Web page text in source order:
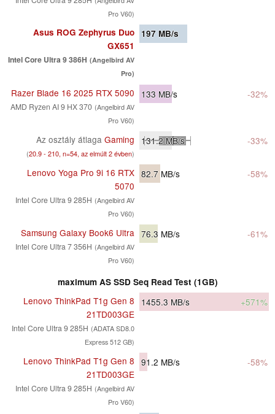
Pro V60)
Asus ROG Zephyrus Duo
GX651
Intel Core Ultra 9 386H (Angelbird AV
Pro)
197 MB/s
Razer Blade 16 2025 RTX 5090
AMD Ryzen AI 9 HX 370 (Angelbird AV
Pro V60)
133 MB/s -32%
Az osztály átlaga Gaming
(20.9 - 210, n=54, az elmúlt 2 évben)
131.2 MB/s -33%
Lenovo Yoga Pro 9i 16 RTX
5070
Intel Core Ultra 9 285H (Angelbird AV
Pro V60)
82.7 MB/s -58%
Samsung Galaxy Book6 Ultra
Intel Core Ultra 7 356H (Angelbird AV
Pro V60)
76.3 MB/s -61%
maximum AS SSD Seq Read Test (1GB)
Lenovo ThinkPad T1g Gen 8
21TD003GE
Intel Core Ultra 9 285H (ADATA SD8.0
Express 512 GB)
1455.3 MB/s +571%
Lenovo ThinkPad T1g Gen 8
21TD003GE
Intel Core Ultra 9 285H (Angelbird AV
Pro V60)
91.2 MB/s -58%